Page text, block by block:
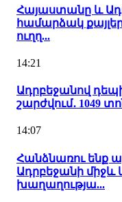
Հայաստանը և
համարձակ
ուղղ...
14:21
Ադրբեջանով
շարժվում․ 1049
14:07
Հանձնառու ենք
Ադրբեջանի
խաղաղությա...